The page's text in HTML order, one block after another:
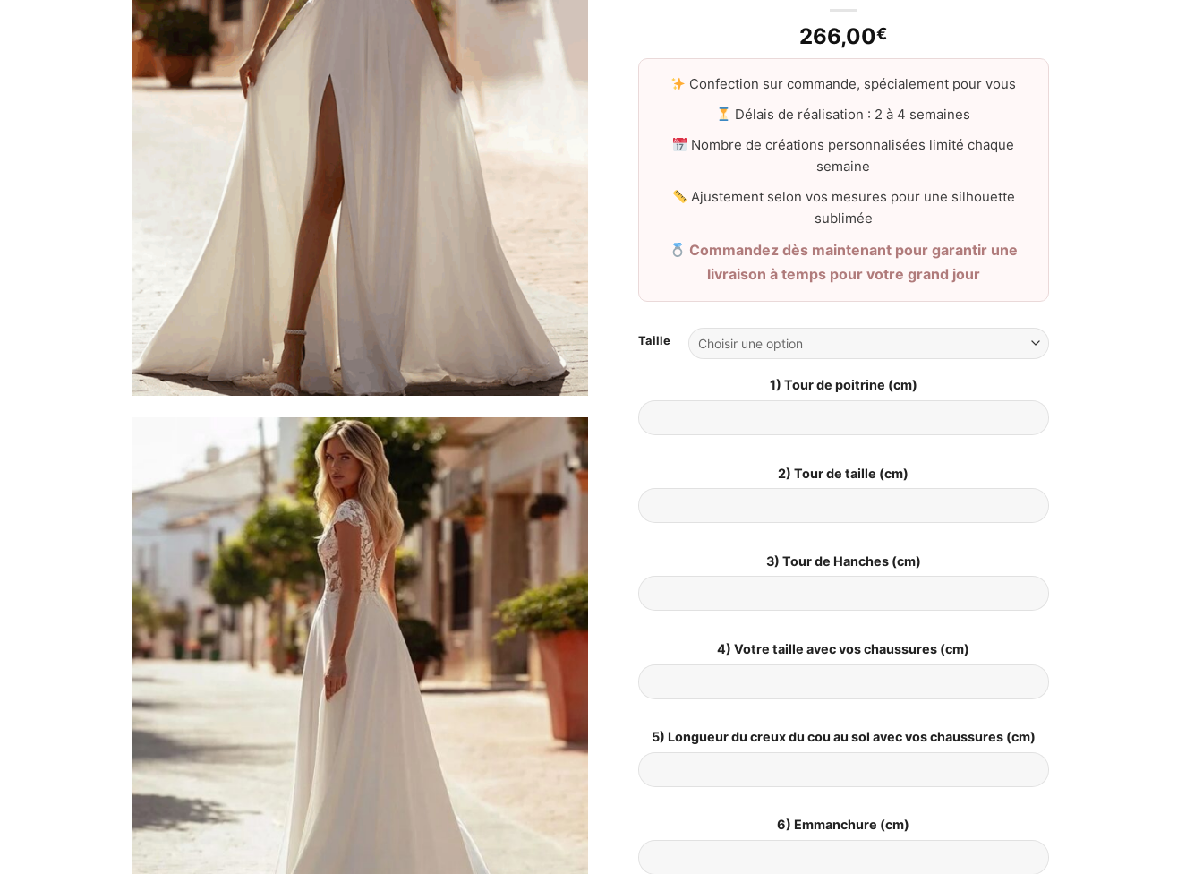
266,00€
Confection sur commande, spécialement pour vous
Délais de réalisation : 2 à 4 semaines
Nombre de créations personnalisées limité chaque
semaine
Ajustement selon vos mesures pour une silhouette
sublimée
Commandez dès maintenant pour garantir une
livraison à temps pour votre grand jour
Taille
1) Tour de poitrine (cm)
2) Tour de taille (cm)
3) Tour de Hanches (cm)
4) Votre taille avec vos chaussures (cm)
5) Longueur du creux du cou au sol avec vos chaussures (cm)
6) Emmanchure (cm)